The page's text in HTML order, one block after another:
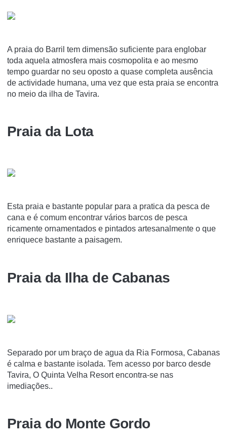
A praia do Barril tem dimensão suficiente para englobar
toda aquela atmosfera mais cosmopolita e ao mesmo
tempo guardar no seu oposto a quase completa ausência
de actividade humana, uma vez que esta praia se encontra
no meio da ilha de Tavira.
Praia da Lota
Esta praia e bastante popular para a pratica da pesca de
cana e é comum encontrar vários barcos de pesca
ricamente ornamentados e pintados artesanalmente o que
enriquece bastante a paisagem.
Praia da Ilha de Cabanas
Separado por um braço de agua da Ria Formosa, Cabanas
é calma e bastante isolada. Tem acesso por barco desde
Tavira, O Quinta Velha Resort encontra-se nas
imediações..
Praia do Monte Gordo